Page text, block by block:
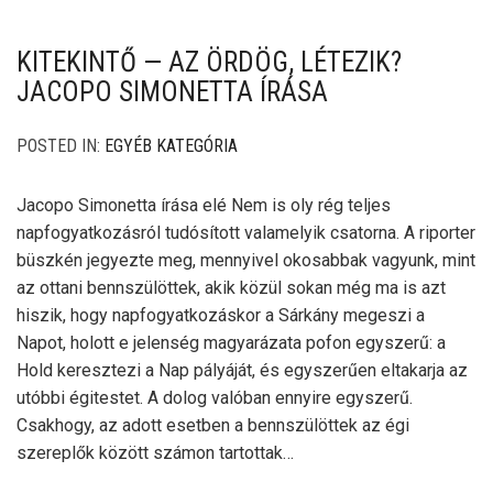
KITEKINTŐ — AZ ÖRDÖG, LÉTEZIK?
JACOPO SIMONETTA ÍRÁSA
POSTED IN: EGYÉB KATEGÓRIA
Jacopo Simonetta írása elé Nem is oly rég teljes
napfogyatkozásról tudósított valamelyik csatorna. A riporter
büszkén jegyezte meg, mennyivel okosabbak vagyunk, mint
az ottani bennszülöttek, akik közül sokan még ma is azt
hiszik, hogy napfogyatkozáskor a Sárkány megeszi a
Napot, holott e jelenség magyarázata pofon egyszerű: a
Hold keresztezi a Nap pályáját, és egyszerűen eltakarja az
utóbbi égitestet. A dolog valóban ennyire egyszerű.
Csakhogy, az adott esetben a bennszülöttek az égi
szereplők között számon tartottak…